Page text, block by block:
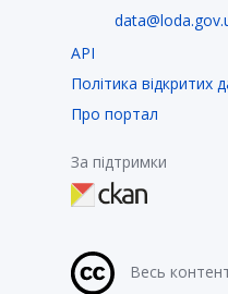
API
Політика відкритих
Про портал
За підтримки
Весь